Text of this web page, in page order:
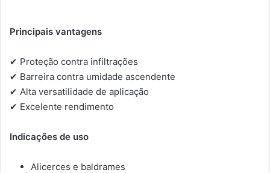
Principais vantagens
✔ Proteção contra infiltrações
✔ Barreira contra umidade ascendente
✔ Alta versatilidade de aplicação
✔ Excelente rendimento
Indicações de uso
Alicerces e baldrames